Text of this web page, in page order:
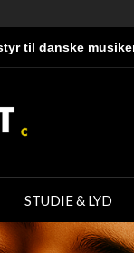
til danske
STUDIE & LYD